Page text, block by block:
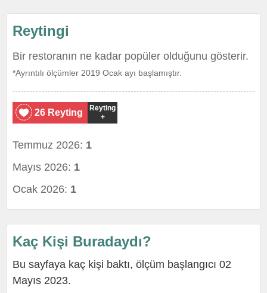
Reytingi
Bir restoranın ne kadar popüler olduğunu gösterir.
*Ayrıntılı ölçümler 2019 Ocak ayı başlamıştır.
26 Reyting
Reyting
+
Temmuz 2026: 1
Mayıs 2026: 1
Ocak 2026: 1
Kaç Kişi Buradaydı?
Bu sayfaya kaç kişi baktı, ölçüm başlangıcı 02
Mayıs 2023.